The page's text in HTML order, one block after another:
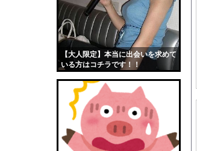
【大人限定】本当に出会いを求めて
いる方はコチラです！！